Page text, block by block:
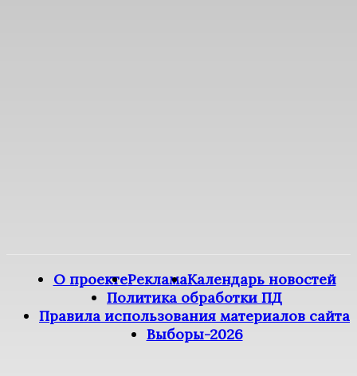
О проектеРекламаКалендарь новостей
Политика обработки ПД
Правила использования материалов сайта
Выборы-2026